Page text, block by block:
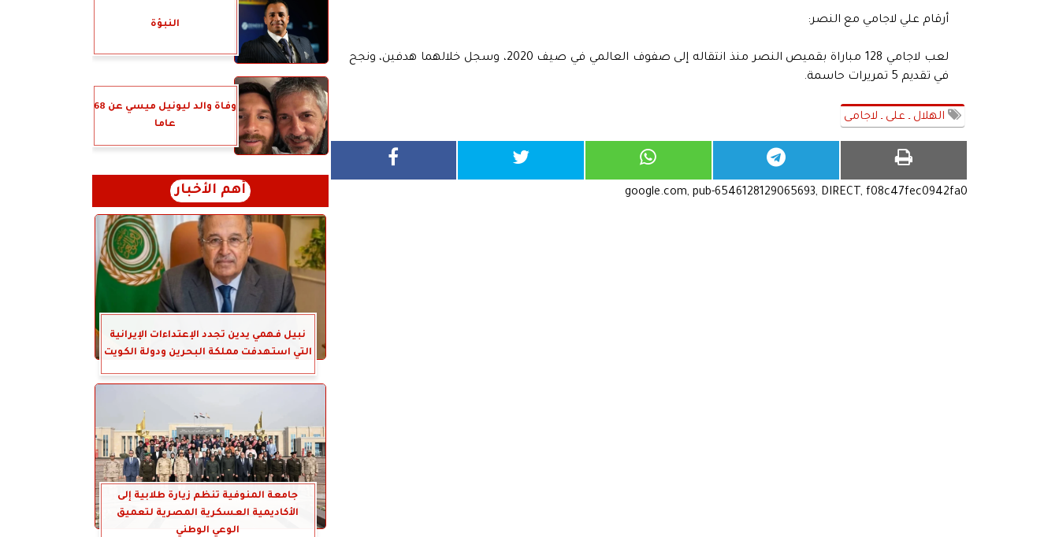
أرقام علي لاجامي مع النصر:
لعب لاجامي 128 مباراة بقميص النصر منذ انتقاله إلى صفوف العالمي في صيف 2020، وسجل خلالهما هدفين، ونجح
في تقديم 5 تمريرات حاسمة.
الهلال ـ على ـ لاجامى
google.com, pub-6546128129065693, DIRECT, f08c47fec0942fa0
النبؤة
وفاة والد ليونيل ميسي عن 68
عاما
أهم الأخبار
نبيل فهمي يدين تجدد الإعتداءات الإيرانية
التي استهدفت مملكة البحرين ودولة الكويت
جامعة المنوفية تنظم زيارة طلابية إلى
الأكاديمية العسكرية المصرية لتعميق
الوعي الوطني